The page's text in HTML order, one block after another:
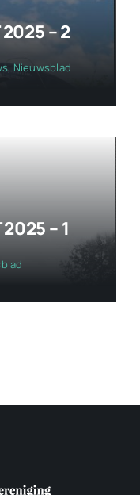
– 2
,Nieuwsblad
– 1